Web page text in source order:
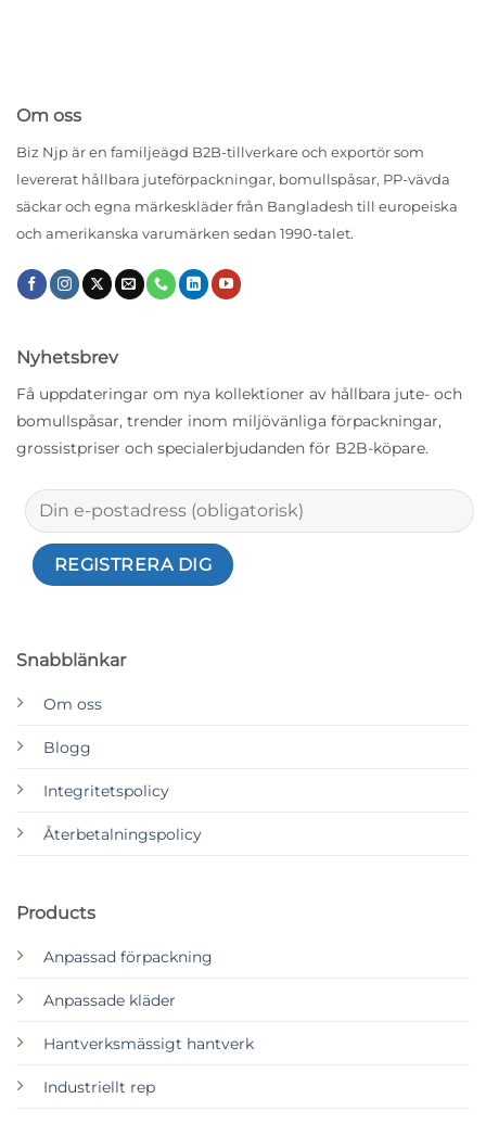
Om oss
Biz Njp är en familjeägd B2B-tillverkare och exportör som
levererat hållbara juteförpackningar, bomullspåsar, PP-vävda
säckar och egna märkeskläder från Bangladesh till europeiska
och amerikanska varumärken sedan 1990-talet.
Snabblänkar
Om oss
Blogg
Integritetspolicy
Återbetalningspolicy
Products
Anpassad förpackning
Anpassade kläder
Hantverksmässigt hantverk
Industriellt rep
Nyhetsbrev
Få uppdateringar om nya kollektioner av hållbara jute- och
bomullspåsar, trender inom miljövänliga förpackningar,
grossistpriser och specialerbjudanden för B2B-köpare.